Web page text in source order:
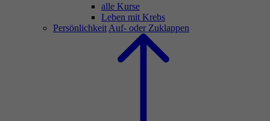
alle Kurse
Leben mit Krebs
Persönlichkeit Auf- oder Zuklappen